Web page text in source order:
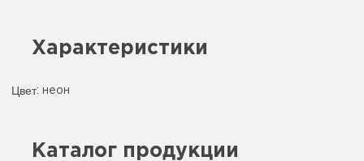
Характеристики
Цвет: неон
Каталог продукции